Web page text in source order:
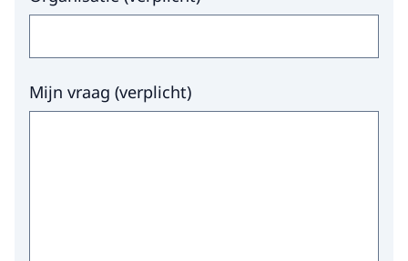
Mijn vraag (verplicht)